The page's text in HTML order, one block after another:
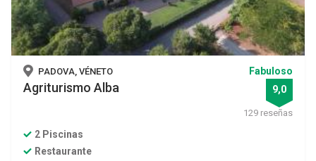
PADOVA, VÉNETO
Agriturismo Alba
Fabuloso
9,0
129 reseñas
2 Piscinas
Restaurante